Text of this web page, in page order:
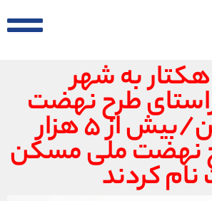
الحاق ۲۱۵ هکتار به شهر
طرح نهضت
ملی مسکن/بیش از ۵ هزار
نهضت ملی مسکن
کردند